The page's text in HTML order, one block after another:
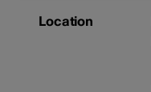
Location